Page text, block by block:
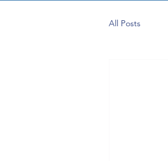
All Posts